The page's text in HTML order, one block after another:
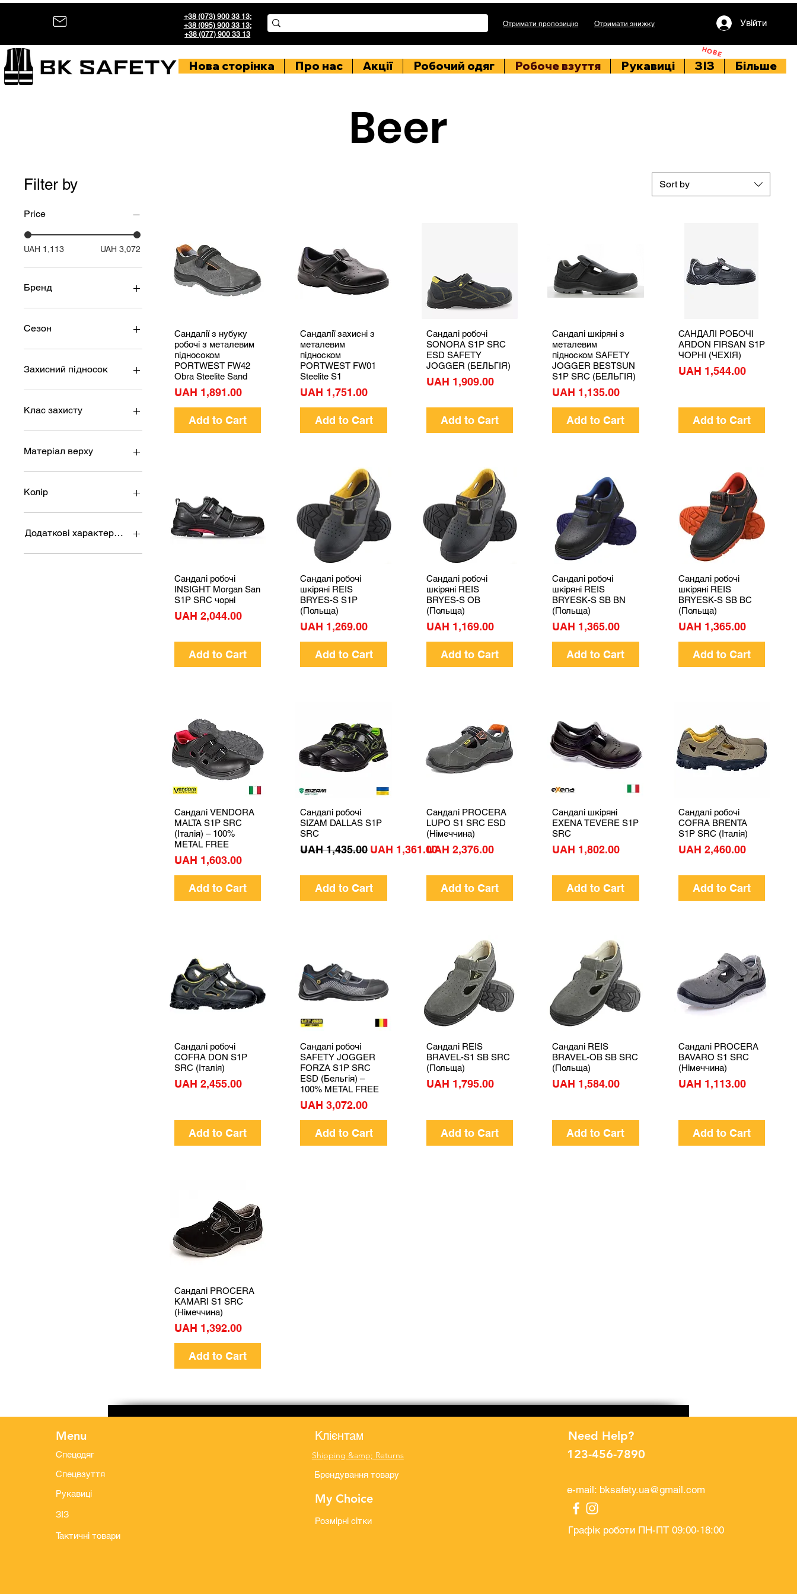
+38 (073) 900 33 13;
+38 (095) 900 33 13;
+38 (077) 900 33 13
Отримати пропозицію Отримати знижку Увійти
НОВЕ
Нова сторінка Про нас Акції Робочий одяг Робоче взуття Рукавиці ЗІЗ Більше
Beer
Filter by
Price
UAH 1,113 UAH 3,072
Бренд
Vendora (Італія)
Sizam (Україна)
Exena (Італія)
Safety Jogger (Бельгія)
Сезон
Літо
Захисний підносок
Композитний підносок
Без підноску
Клас захисту
OB
S1P
Матеріал верху
Шкіра
Нейлон
Інші матеріали
Колір
Сірий
Пісочний
Коричневий
Додаткові характеристики
Світловідбиваючі
Sort by
Quick View
Сандалії з нубуку
робочі з металевим
підносоком
PORTWEST FW42
Obra Steelite Sand
Price
UAH 1,891.00
Add to Cart
Quick View
Сандалії захисні з
металевим
підноском
PORTWEST FW01
Steelite S1
Price
UAH 1,751.00
Add to Cart
Quick View
Сандалі робочі
SONORA S1P SRC
ESD SAFETY
JOGGER (БЕЛЬГІЯ)
Price
UAH 1,909.00
Add to Cart
Quick View
Сандалі шкіряні з
металевим
підноском SAFETY
JOGGER BESTSUN
S1P SRC (БЕЛЬГІЯ)
Price
UAH 1,135.00
Add to Cart
Quick View
САНДАЛІ РОБОЧІ
ARDON FIRSAN S1P
ЧОРНІ (ЧЕХІЯ)
Price
UAH 1,544.00
Add to Cart
Quick View
Сандалі робочі
INSIGHT Morgan San
S1P SRC чорні
Price
UAH 2,044.00
Add to Cart
Quick View
Сандалі робочі
шкіряні REIS
BRYES-S S1P
(Польща)
Price
UAH 1,269.00
Add to Cart
Quick View
Сандалі робочі
шкіряні REIS
BRYES-S OB
(Польща)
Price
UAH 1,169.00
Add to Cart
Quick View
Сандалі робочі
шкіряні REIS
BRYESK-S SB BN
(Польща)
Price
UAH 1,365.00
Add to Cart
Quick View
Сандалі робочі
шкіряні REIS
BRYESK-S SB BC
(Польща)
Price
UAH 1,365.00
Add to Cart
Quick View
Сандалі VENDORA
MALTA S1P SRC
(Італія) – 100%
METAL FREE
Price
UAH 1,603.00
Add to Cart
Quick View
Сандалі робочі
SIZAM DALLAS S1P
SRC
Regular Price
UAH 1,435.00 Sale Price
UAH 1,361.00
Add to Cart
Quick View
Сандалі PROCERA
LUPO S1 SRC ESD
(Німеччина)
Price
UAH 2,376.00
Add to Cart
Quick View
Сандалі шкіряні
EXENA TEVERE S1P
SRC
Price
UAH 1,802.00
Add to Cart
Quick View
Сандалі робочі
COFRA BRENTA
S1P SRC (Італія)
Price
UAH 2,460.00
Add to Cart
Quick View
Сандалі робочі
COFRA DON S1P
SRC (Італія)
Price
UAH 2,455.00
Add to Cart
Quick View
Сандалі робочі
SAFETY JOGGER
FORZA S1P SRC
ESD (Бельгія) –
100% METAL FREE
Price
UAH 3,072.00
Add to Cart
Quick View
Сандалі REIS
BRAVEL-S1 SB SRC
(Польща)
Price
UAH 1,795.00
Add to Cart
Quick View
Сандалі REIS
BRAVEL-OB SB SRC
(Польща)
Price
UAH 1,584.00
Add to Cart
Quick View
Сандалі PROCERA
BAVARO S1 SRC
(Німеччина)
Price
UAH 1,113.00
Add to Cart
Quick View
Сандалі PROCERA
KAMARI S1 SRC
(Німеччина)
Price
UAH 1,392.00
Add to Cart
Menu
Спецодяг
Спецвзуття
Рукавиці
ЗІЗ
Тактичні товари
Клієнтам
Shipping &amp; Returns
Брендування товару
My Choice
Розмірні сітки
Need Help?
123-456-7890
e-mail: bksafety.ua@gmail.com
Графік роботи ПН-ПТ 09:00-18:00